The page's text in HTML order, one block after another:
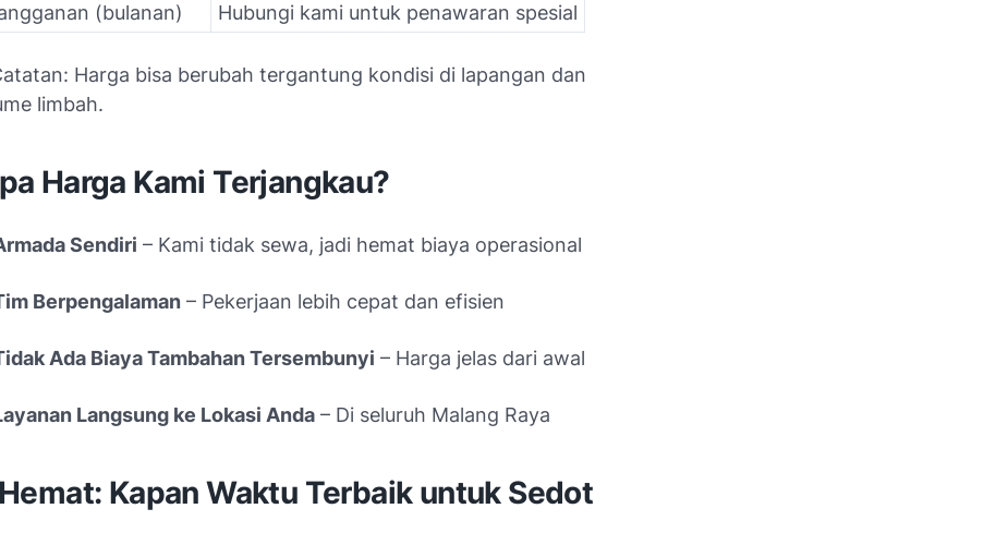
(bulanan)
Hubungi kami untuk penawaran spesial
Harga bisa berubah tergantung kondisi di lapangan dan
limbah.
Harga Kami Terjangkau?
Sendiri – Kami tidak sewa, jadi hemat biaya operasional
Berpengalaman – Pekerjaan lebih cepat dan efisien
Ada Biaya Tambahan Tersembunyi – Harga jelas dari awal
Langsung ke Lokasi Anda – Di seluruh Malang Raya
Kapan Waktu Terbaik untuk Sedot